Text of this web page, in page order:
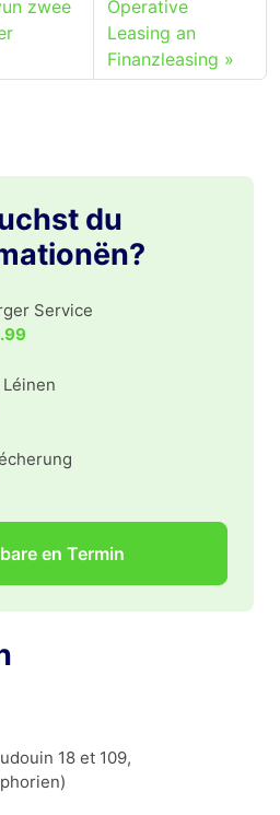
zwee
Operative
Leasing an
Finanzleasing
du
Service
en Termin
18 et 109,